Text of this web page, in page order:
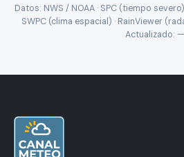
Datos: NWS / NOAA · SPC (tiempo
SWPC (clima espacial) · RainViewer
Actualizado: —